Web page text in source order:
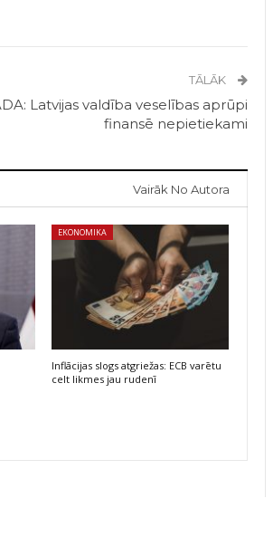
TĀLĀK
Latvijas valdība veselības aprūpi
finansē nepietiekami
Vairāk No Autora
EKONOMIKA
Inflācijas slogs atgriežas: ECB varētu
celt likmes jau rudenī